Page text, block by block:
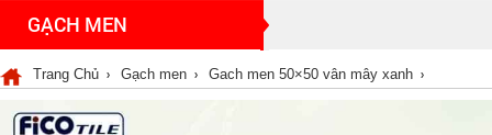
GẠCH MEN
Trang Chủ Gạch men Gach men 50×50 vân mây xanh